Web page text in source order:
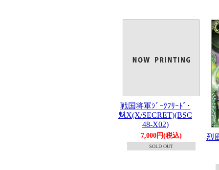
戦国将軍ｼﾞｰｸﾌﾘｰﾄﾞ･
魁X(X/SECRET)(BSC
48-X02)
7,000円(税込)
SOLD OUT
烈